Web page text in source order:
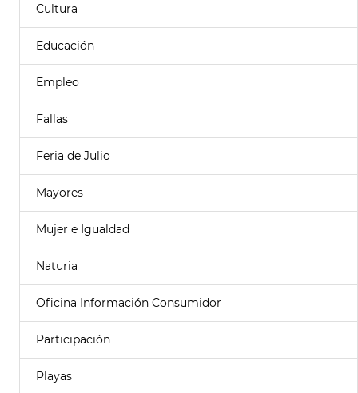
Cultura
Educación
Empleo
Fallas
Feria de Julio
Mayores
Mujer e Igualdad
Naturia
Oficina Información Consumidor
Participación
Playas